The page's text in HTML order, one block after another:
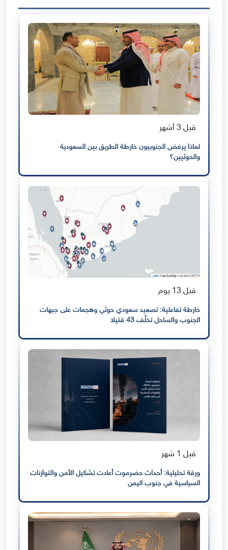
قبل 3 أشهر
لماذا يرفض الجنوبيون خارطة الطريق بين السعودية
والحوثيين؟
قبل 13 يوم
خارطة تفاعلية: تصعيد سعودي حوثي وهجمات على جبهات
الجنوب والساحل تخلّف 43 قتيلا
قبل 1 شهر
ورقة تحليلية: أحداث حضرموت أعادت تشكيل الأمن والتوازنات
السياسية في جنوب اليمن